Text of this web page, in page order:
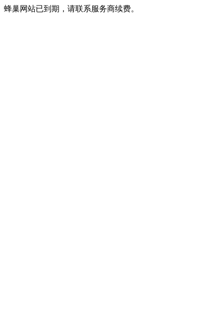
蜂巢网站已到期，请联系服务商续费。